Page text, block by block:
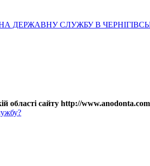
СЛУЖБУ В
області сайту http://